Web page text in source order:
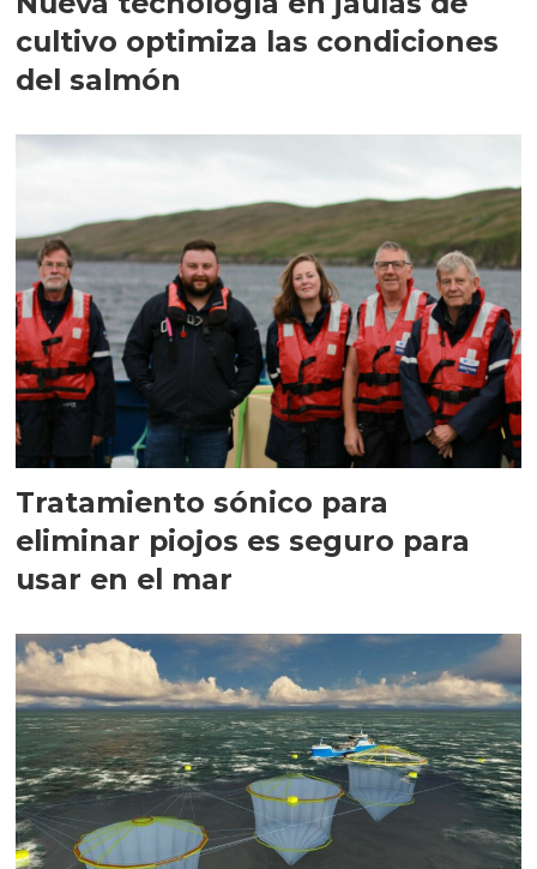
cultivo optimiza las condiciones
del salmón
Tratamiento sónico para
eliminar piojos es seguro para
usar en el mar